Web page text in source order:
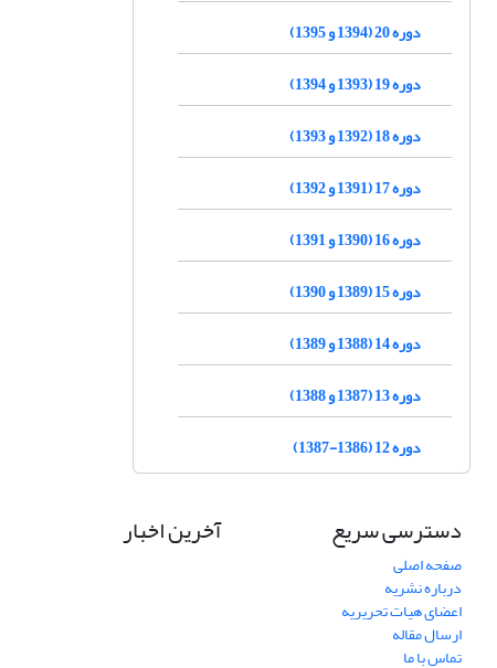
دوره 20 (1394 و 1395)
دوره 19 (1393 و 1394)
دوره 18 (1392 و 1393)
دوره 17 (1391 و 1392)
دوره 16 (1390 و 1391)
دوره 15 (1389 و 1390)
دوره 14 (1388 و 1389)
دوره 13 (1387 و 1388)
دوره 12 (1386-1387)
دسترسی سریع
صفحه اصلی
درباره نشریه
اعضای هیات تحریریه
ارسال مقاله
تماس با ما
آخرین اخبار